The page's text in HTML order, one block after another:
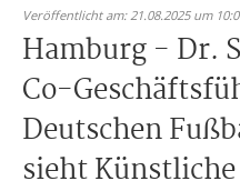
Veröffentlicht am: 21.08.2025 um
Hamburg - Dr.
Co-
Deutschen
sieht